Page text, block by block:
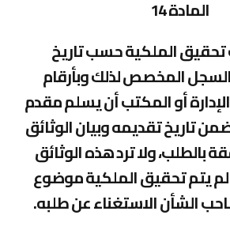
المادة 14
الملكية حسب تاريخ
المخصص لذلك وبأرقام
أو المكتب أن يسلم مقدم
تاريخ تقديمه وبيان الوثائق
بالطلب، ولا ترد هذه الوثائق
لم يتم تحقيق الملكية موضوع
الشأن الاستغناء عن طلبه.